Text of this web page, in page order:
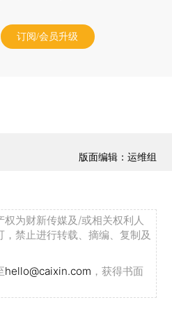
订阅/会员升级
版面编辑：运维组
为财新传媒及/或相关权利人
禁止进行转载、摘编、复制及
hello@caixin.com ，获得书面